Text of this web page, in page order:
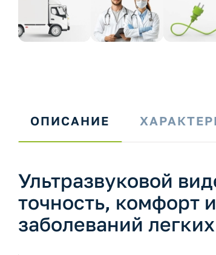
ОПИСАНИЕ
Ультразвуковой
точность, комфорт
заболеваний легких